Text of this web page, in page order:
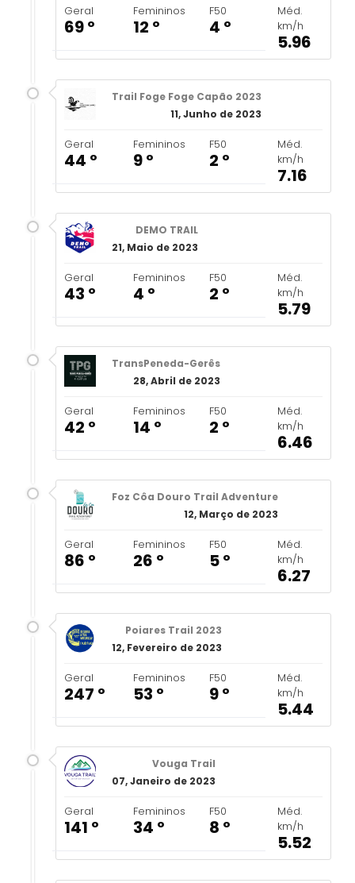
Geral
69 º
Femininos
12 º
F50
4 º
Méd.
km/h
5.96
Trail Foge Foge Capão 2023
11, Junho de 2023
Geral
44 º
Femininos
9 º
F50
2 º
Méd.
km/h
7.16
DEMO TRAIL
21, Maio de 2023
Geral
43 º
Femininos
4 º
F50
2 º
Méd.
km/h
5.79
TransPeneda-Gerês
28, Abril de 2023
Geral
42 º
Femininos
14 º
F50
2 º
Méd.
km/h
6.46
Foz Côa Douro Trail Adventure
12, Março de 2023
Geral
86 º
Femininos
26 º
F50
5 º
Méd.
km/h
6.27
Poiares Trail 2023
12, Fevereiro de 2023
Geral
247 º
Femininos
53 º
F50
9 º
Méd.
km/h
5.44
Vouga Trail
07, Janeiro de 2023
Geral
141 º
Femininos
34 º
F50
8 º
Méd.
km/h
5.52